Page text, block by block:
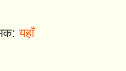
यहाँ